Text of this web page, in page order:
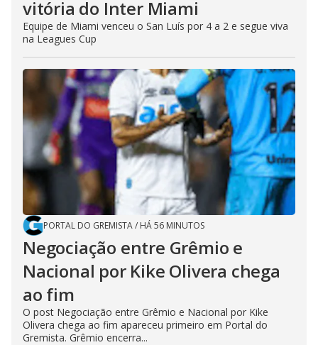
vitória do Inter Miami
Equipe de Miami venceu o San Luís por 4 a 2 e segue viva
na Leagues Cup
PORTAL DO GREMISTA/ HÁ 56 MINUTOS
Negociação entre Grêmio e
Nacional por Kike Olivera chega
ao fim
O post Negociação entre Grêmio e Nacional por Kike
Olivera chega ao fim apareceu primeiro em Portal do
Gremista. Grêmio encerra...